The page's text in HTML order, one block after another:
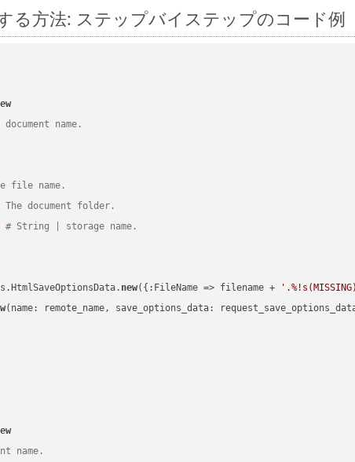
る方法: ステップバイステップのコード例
name.
file name.
document folder.
# String | storage name.
new({:FileName => filename +
(name: remote_name, save_options_data:
name.